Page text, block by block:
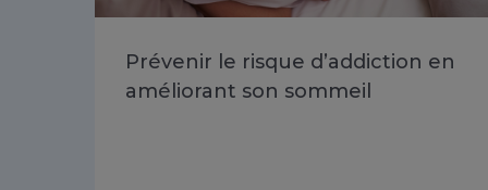
Prévenir le risque d’addiction en
améliorant son sommeil